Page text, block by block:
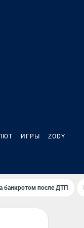
ИГРЫ ZODY
банкротом после ДТП